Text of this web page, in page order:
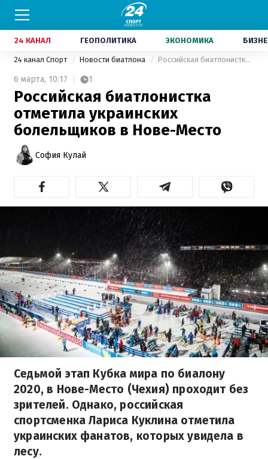
24 КАНАЛ ГЕОПОЛИТИКА ЭКОНОМИКА
24 канал Спорт Новости биатлона Российская биатлонистка отметила украинских болельщиков в Нове-Место
6 марта, 10:17 1
Российская биатлонистка
отметила украинских
болельщиков в Нове-Место
София Кулай
Седьмой этап Кубка мира по биалону
2020, в Нове-Место (Чехия) проходит без
зрителей. Однако, российская
спортсменка Лариса Куклина отметила
украинских фанатов, которых увидела в
лесу.